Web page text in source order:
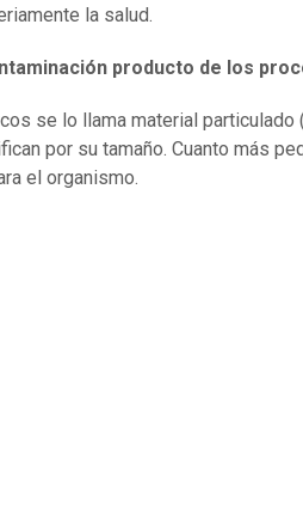
la salud.
producto de los
se lo llama material
por su tamaño. Cuanto más
el organismo.